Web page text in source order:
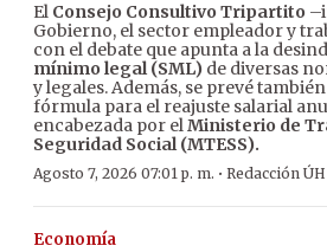
El Consejo Consultivo Tripartito
Gobierno, el sector empleador y
con el debate que apunta a la
mínimo legal (SML) de diversas
y legales. Además, se prevé
fórmula para el reajuste salarial
encabezada por elMinisterio de
Seguridad Social (MTESS).
Agosto 7, 2026 07:01 p. m. · Redacción ÚH
Economía